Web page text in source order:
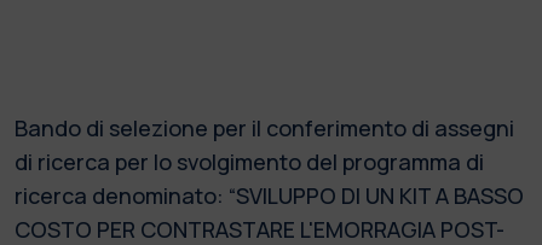
Bando di selezione per il conferimento di assegni
di ricerca per lo svolgimento del programma di
ricerca denominato: “SVILUPPO DI UN KIT A BASSO
COSTO PER CONTRASTARE L'EMORRAGIA POST-